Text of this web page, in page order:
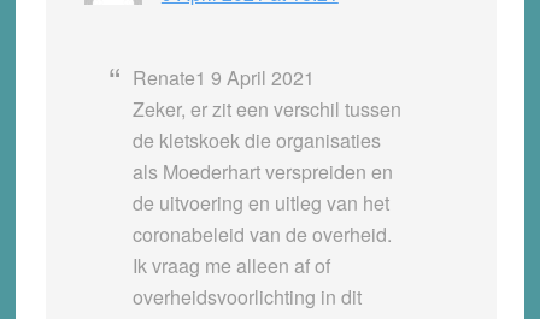
Renate1 9 April 2021
Zeker, er zit een verschil tussen
de kletskoek die organisaties
als Moederhart verspreiden en
de uitvoering en uitleg van het
coronabeleid van de overheid.
Ik vraag me alleen af of
overheidsvoorlichting in dit